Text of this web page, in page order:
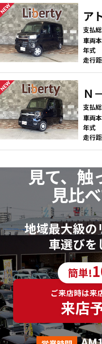
ア
支払
車両
年式
走行
Ｎ
支払
車両
年式
走行
見て、触
見比
地域最大級の
車選びを
簡単!
ご来店時は来
来店